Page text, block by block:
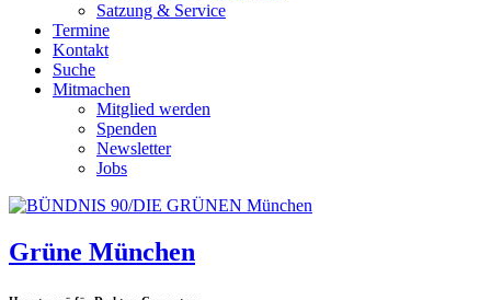
Satzung & Service
Termine
Kontakt
Suche
Mitmachen
Mitglied werden
Spenden
Newsletter
Jobs
Grüne München